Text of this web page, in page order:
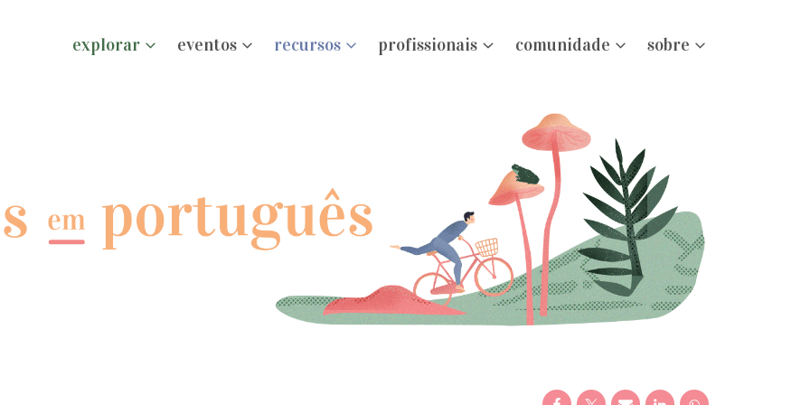
explorar eventos recursos profissionais comunidade sobre